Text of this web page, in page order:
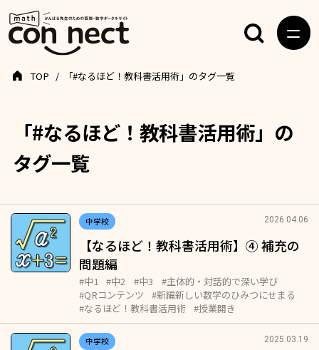
「#なるほど！教科書活用術」の
タグ一覧
TOP 「#なるほど！教科書活用術」のタグ一覧
中学校 2026.04.06
【なるほど！教科書活用術】④ 補充の
問題編
#中1 #中2 #中3
#主体的・対話的で深い学び
#QRコンテンツ
#新編新しい数学のひみつにせまる
#なるほど！教科書活用術
#授業開き
中学校 2025.03.19